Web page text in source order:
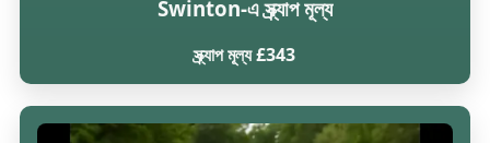
Swinton-এ স্ক্র্যাপ মূল্য
স্ক্র্যাপ মূল্য £343